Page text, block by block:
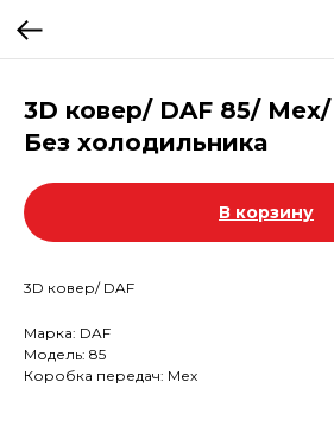
3D ковер/ DAF 85/
Без холодильника
В корзину
3D ковер/ DAF
Марка: DAF
Модель: 85
Коробка передач: Мех